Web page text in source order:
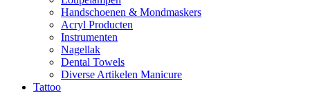
Handschoenen & Mondmaskers
Acryl Producten
Instrumenten
Nagellak
Dental Towels
Diverse Artikelen Manicure
Tattoo